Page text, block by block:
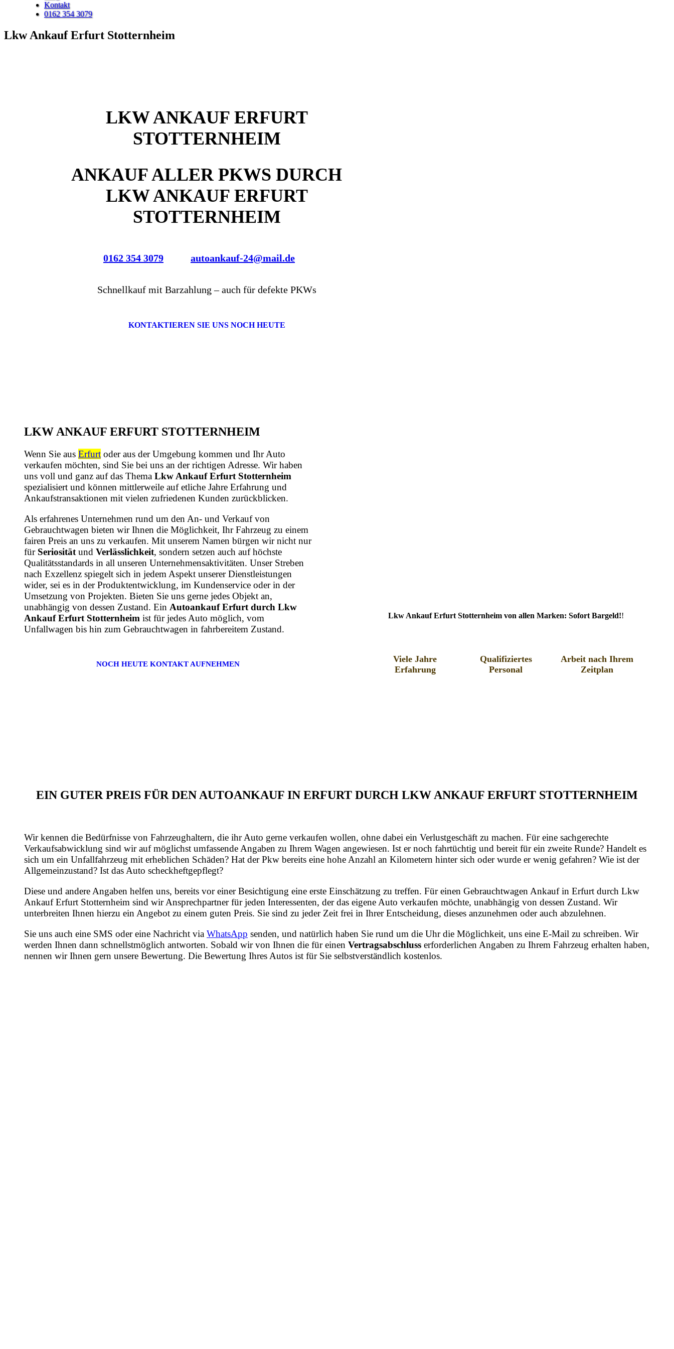
Kontakt
0162 354 3079
Lkw Ankauf Erfurt Stotternheim
LKW ANKAUF ERFURT
STOTTERNHEIM
ANKAUF ALLER PKWS DURCH
LKW ANKAUF ERFURT
STOTTERNHEIM
0162 354 3079 autoankauf-24@mail.de
Schnellkauf mit Barzahlung – auch für defekte PKWs
KONTAKTIEREN SIE UNS NOCH HEUTE
LKW ANKAUF ERFURT STOTTERNHEIM
Wenn Sie aus Erfurt oder aus der Umgebung kommen und Ihr Auto
verkaufen möchten, sind Sie bei uns an der richtigen Adresse. Wir haben
uns voll und ganz auf das Thema Lkw Ankauf Erfurt Stotternheim
spezialisiert und können mittlerweile auf etliche Jahre Erfahrung und
Ankaufstransaktionen mit vielen zufriedenen Kunden zurückblicken.
Als erfahrenes Unternehmen rund um den An- und Verkauf von
Gebrauchtwagen bieten wir Ihnen die Möglichkeit, Ihr Fahrzeug zu einem
fairen Preis an uns zu verkaufen. Mit unserem Namen bürgen wir nicht nur
für Seriosität und Verlässlichkeit, sondern setzen auch auf höchste
Qualitätsstandards in all unseren Unternehmensaktivitäten. Unser Streben
nach Exzellenz spiegelt sich in jedem Aspekt unserer Dienstleistungen
wider, sei es in der Produktentwicklung, im Kundenservice oder in der
Umsetzung von Projekten. Bieten Sie uns gerne jedes Objekt an,
unabhängig von dessen Zustand. Ein Autoankauf Erfurt durch Lkw
Ankauf Erfurt Stotternheim ist für jedes Auto möglich, vom
Unfallwagen bis hin zum Gebrauchtwagen in fahrbereitem Zustand.
NOCH HEUTE KONTAKT AUFNEHMEN
Lkw Ankauf Erfurt Stotternheim von allen Marken: Sofort Bargeld!!
Viele Jahre
Erfahrung
Qualifiziertes
Personal
Arbeit nach Ihrem
Zeitplan
EIN GUTER PREIS FÜR DEN AUTOANKAUF IN ERFURT DURCH LKW ANKAUF ERFURT STOTTERNHEIM
Wir kennen die Bedürfnisse von Fahrzeughaltern, die ihr Auto gerne verkaufen wollen, ohne dabei ein Verlustgeschäft zu machen. Für eine sachgerechte
Verkaufsabwicklung sind wir auf möglichst umfassende Angaben zu Ihrem Wagen angewiesen. Ist er noch fahrtüchtig und bereit für ein zweite Runde? Handelt es
sich um ein Unfallfahrzeug mit erheblichen Schäden? Hat der Pkw bereits eine hohe Anzahl an Kilometern hinter sich oder wurde er wenig gefahren? Wie ist der
Allgemeinzustand? Ist das Auto scheckheftgepflegt?
Diese und andere Angaben helfen uns, bereits vor einer Besichtigung eine erste Einschätzung zu treffen. Für einen Gebrauchtwagen Ankauf in Erfurt durch Lkw
Ankauf Erfurt Stotternheim sind wir Ansprechpartner für jeden Interessenten, der das eigene Auto verkaufen möchte, unabhängig von dessen Zustand. Wir
unterbreiten Ihnen hierzu ein Angebot zu einem guten Preis. Sie sind zu jeder Zeit frei in Ihrer Entscheidung, dieses anzunehmen oder auch abzulehnen.
Sie uns auch eine SMS oder eine Nachricht via WhatsApp senden, und natürlich haben Sie rund um die Uhr die Möglichkeit, uns eine E-Mail zu schreiben. Wir
werden Ihnen dann schnellstmöglich antworten. Sobald wir von Ihnen die für einen Vertragsabschluss erforderlichen Angaben zu Ihrem Fahrzeug erhalten haben,
nennen wir Ihnen gern unsere Bewertung. Die Bewertung Ihres Autos ist für Sie selbstverständlich kostenlos.